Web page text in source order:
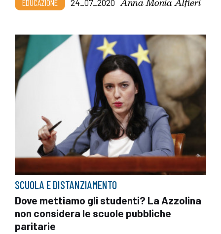
EDUCAZIONE 24_07_2020
SCUOLA E DISTANZIAMENTO
Dove mettiamo gli studenti? La Azzolina
non considera le scuole pubbliche
paritarie